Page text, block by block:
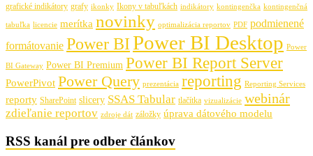
grafické indikátory grafy ikonky Ikony v tabuľkách indikátory kontingenčka kontingenčná
tabuľka licencie merítka novinky optimalizácia reportov PDF podmienené
formátovanie Power BIPower BI Desktop Power
BI Gateway Power BI Premium Power BI Report Server
PowerPivot Power Query prezentácia reporting Reporting Services
reporty SharePoint slicery SSAS Tabular tlačítka vizualizácie webinár
zdieľanie reportov zdroje dát záložky úprava dátového modelu
RSS kanál pre odber článkov